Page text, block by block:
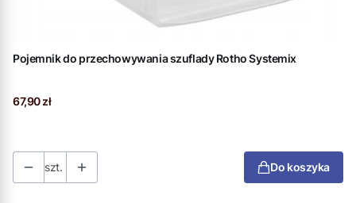
Pojemnik do przechowywania szuflady Rotho Systemix
Cena
67,90 zł
szt. Do koszyka